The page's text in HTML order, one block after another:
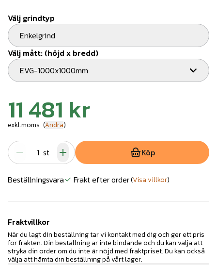
Välj grindtyp
Enkelgrind
Välj mått: (höjd x bredd)
EVG-1000x1000mm
11 481 kr
exkl.moms (Ändra)
st Köp
Beställningsvara Frakt efter order(Visa villkor)
Fraktvillkor
När du lagt din beställning tar vi kontakt med dig och ger ett pris
för frakten. Din beställning är inte bindande och du kan välja att
stryka din order om du inte är nöjd med fraktpriset. Du kan också
välja att hämta din beställning på vårt lager.